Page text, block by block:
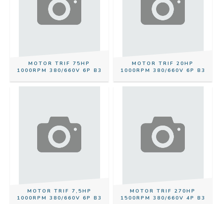
MOTOR TRIF 75HP
1000RPM 380/660V 6P B3
MOTOR TRIF 20HP
1000RPM 380/660V 6P B3
MOTOR TRIF 7,5HP
1000RPM 380/660V 6P B3
MOTOR TRIF 270HP
1500RPM 380/660V 4P B3